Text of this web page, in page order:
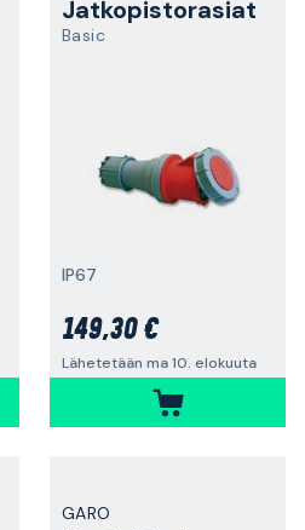
Jatkopistorasiat
Basic
IP67
149,30 €
Lähetetään ma 10. elokuuta
GARO